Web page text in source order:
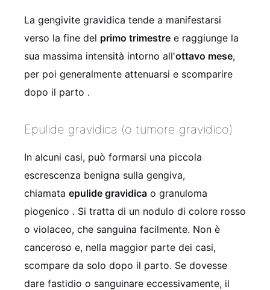
La gengivite gravidica tende a manifestarsi
verso la fine del primo trimestre e raggiunge la
sua massima intensità intorno all'ottavo mese,
per poi generalmente attenuarsi e scomparire
dopo il parto .
Epulide gravidica (o tumore gravidico)
In alcuni casi, può formarsi una piccola
escrescenza benigna sulla gengiva,
chiamata epulide gravidica o granuloma
piogenico . Si tratta di un nodulo di colore rosso
o violaceo, che sanguina facilmente. Non è
canceroso e, nella maggior parte dei casi,
scompare da solo dopo il parto. Se dovesse
dare fastidio o sanguinare eccessivamente, il